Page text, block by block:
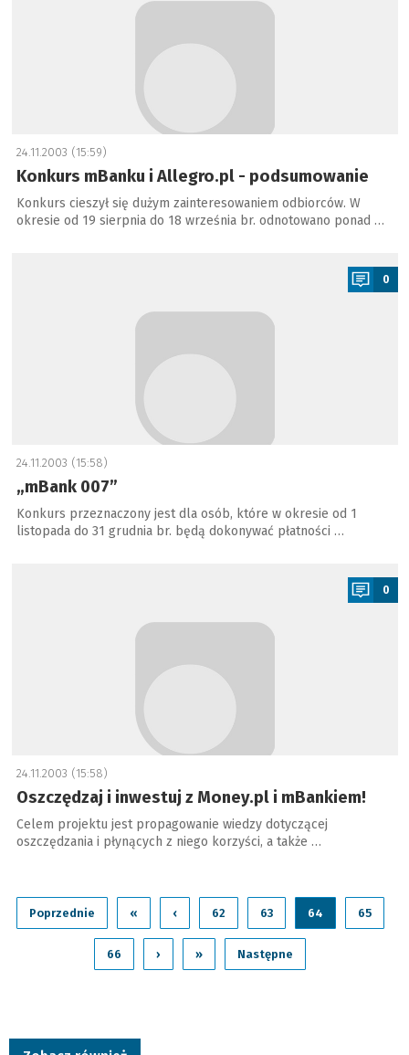
24.11.2003 (15:59)
Konkurs mBanku i Allegro.pl - podsumowanie
Konkurs cieszył się dużym zainteresowaniem odbiorców. W
okresie od 19 sierpnia do 18 września br. odnotowano ponad …
0
24.11.2003 (15:58)
„mBank 007”
Konkurs przeznaczony jest dla osób, które w okresie od 1
listopada do 31 grudnia br. będą dokonywać płatności …
0
24.11.2003 (15:58)
Oszczędzaj i inwestuj z Money.pl i mBankiem!
Celem projektu jest propagowanie wiedzy dotyczącej
oszczędzania i płynących z niego korzyści, a także …
Poprzednie « ‹ 62 63 64 65
66 › » Następne